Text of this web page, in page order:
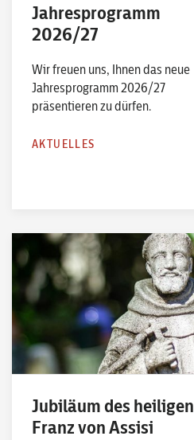
Jahresprogramm
2026/27
Wir freuen uns, Ihnen das neue
Jahresprogramm 2026/27
präsentieren zu dürfen.
AKTUELLES
Jubiläum des heiligen
Franz von Assisi